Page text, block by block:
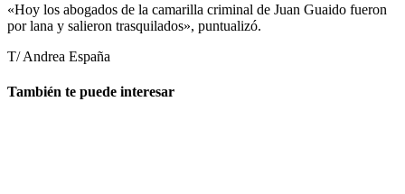
«Hoy los abogados de la camarilla criminal de Juan Guaido fueron
por lana y salieron trasquilados», puntualizó.
T/ Andrea España
También te puede interesar